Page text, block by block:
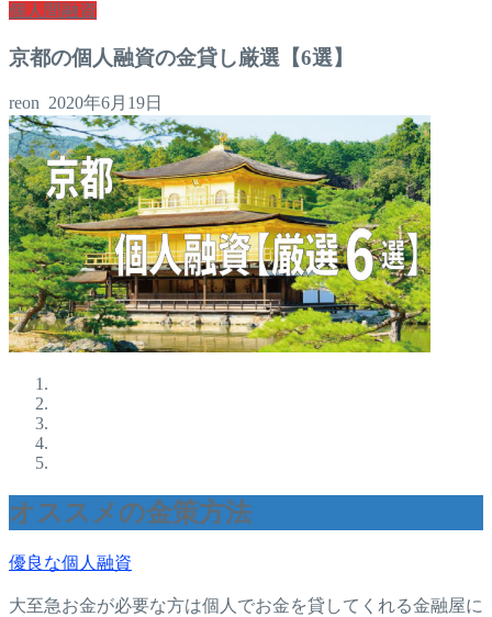
個人間融資
京都の個人融資の金貸し厳選【6選】
reon 2020年6月19日
オススメの金策方法
優良な個人融資
大至急お金が必要な方は個人でお金を貸してくれる金融屋に